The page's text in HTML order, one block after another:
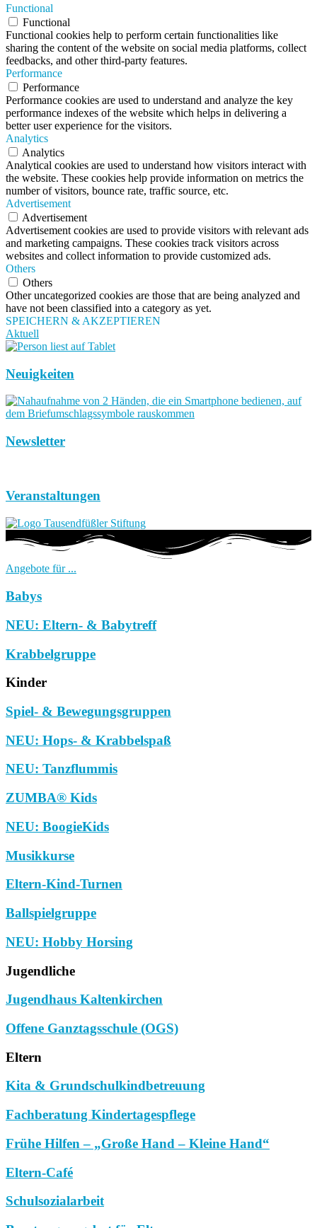
Functional
Functional
Functional cookies help to perform certain functionalities like
sharing the content of the website on social media platforms, collect
feedbacks, and other third-party features.
Performance
Performance
Performance cookies are used to understand and analyze the key
performance indexes of the website which helps in delivering a
better user experience for the visitors.
Analytics
Analytics
Analytical cookies are used to understand how visitors interact with
the website. These cookies help provide information on metrics the
number of visitors, bounce rate, traffic source, etc.
Advertisement
Advertisement
Advertisement cookies are used to provide visitors with relevant ads
and marketing campaigns. These cookies track visitors across
websites and collect information to provide customized ads.
Others
Others
Other uncategorized cookies are those that are being analyzed and
have not been classified into a category as yet.
SPEICHERN & AKZEPTIEREN
Aktuell
Neuigkeiten
Newsletter
Veranstaltungen
Angebote für ...
Babys
NEU: Eltern- & Babytreff
Krabbelgruppe
Kinder
Spiel- & Bewegungsgruppen
NEU: Hops- & Krabbelspaß
NEU: Tanzflummis
ZUMBA® Kids
NEU: BoogieKids
Musikkurse
Eltern-Kind-Turnen
Ballspielgruppe
NEU: Hobby Horsing
Jugendliche
Jugendhaus Kaltenkirchen
Offene Ganztagsschule (OGS)
Eltern
Kita & Grundschulkindbetreuung
Fachberatung Kindertagespflege
Frühe Hilfen – „Große Hand – Kleine Hand“
Eltern-Café
Schulsozialarbeit